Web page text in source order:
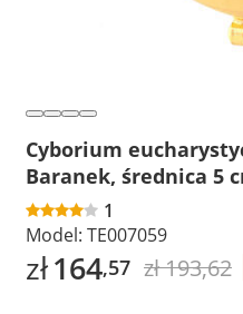
Cyborium
Baranek, średnica 5
1
Model: TE007059
zł164,57 zł 193,62